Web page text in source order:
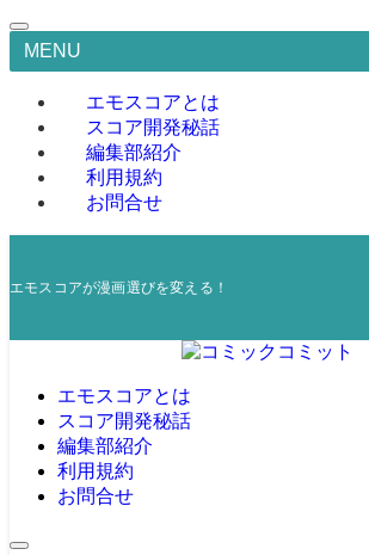
MENU
エモスコアとは
スコア開発秘話
編集部紹介
利用規約
お問合せ
エモスコアが漫画選びを変える！
エモスコアとは
スコア開発秘話
編集部紹介
利用規約
お問合せ